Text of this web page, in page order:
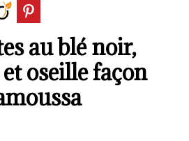
au blé noir,
oseille façon